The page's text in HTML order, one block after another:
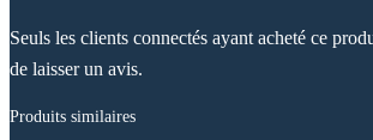
Seuls les clients connectés ayant acheté ce
de laisser un avis.
Produits similaires